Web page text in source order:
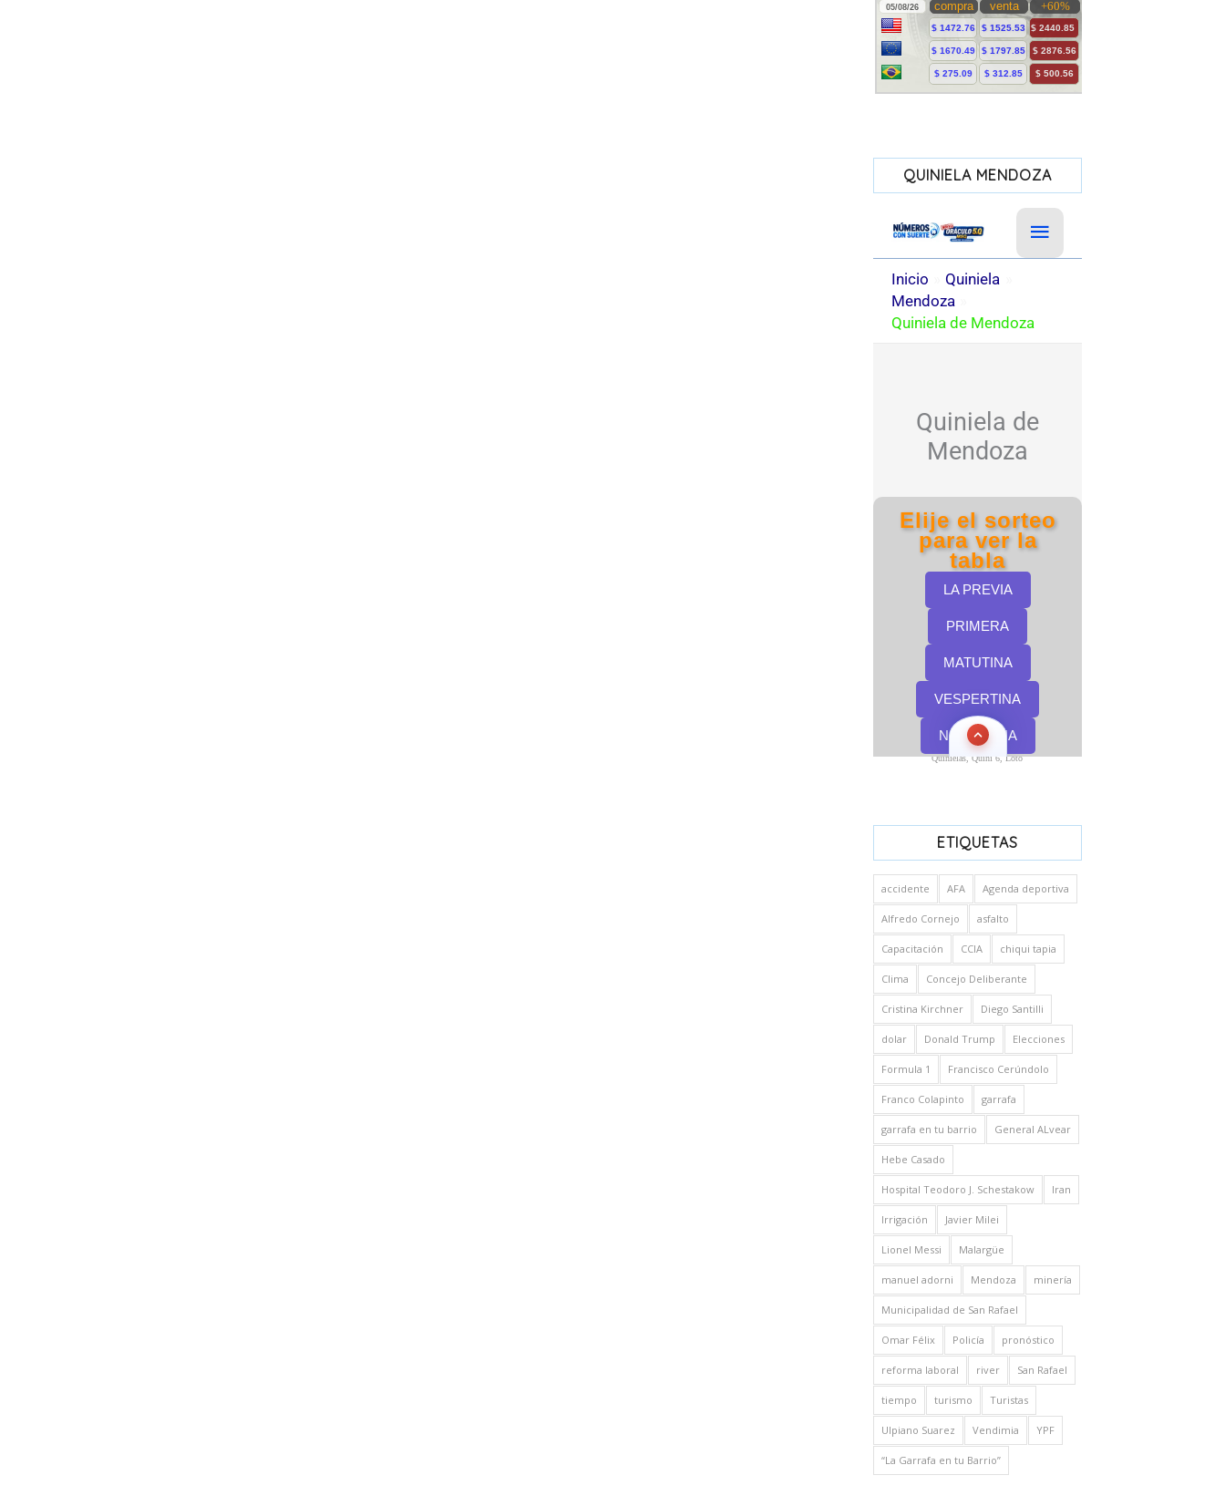
QUINIELA MENDOZA
Quinielas, Quini 6, Loto
ETIQUETAS
accidente AFA Agenda deportiva
Alfredo Cornejo asfalto
Capacitación CCIA chiqui tapia
Clima Concejo Deliberante
Cristina Kirchner Diego Santilli
dolar Donald Trump Elecciones
Formula 1 Francisco Cerúndolo
Franco Colapinto garrafa
garrafa en tu barrio General ALvear
Hebe Casado
Hospital Teodoro J. Schestakow Iran
Irrigación Javier Milei
Lionel Messi Malargüe
manuel adorni Mendoza minería
Municipalidad de San Rafael
Omar Félix Policía pronóstico
reforma laboral river San Rafael
tiempo turismo Turistas
Ulpiano Suarez Vendimia YPF
“La Garrafa en tu Barrio”